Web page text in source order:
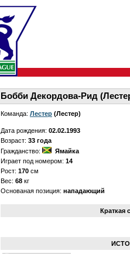
Бобби Декордова-Рид
Команда: Лестер (Лестер)
Дата рождения: 02.02.1993
Возраст: 33 года
Гражданство:
Ямайка
Играет под номером: 14
Рост: 170 см
Вес: 68 кг
Основаная позиция: нападающий
Краткая